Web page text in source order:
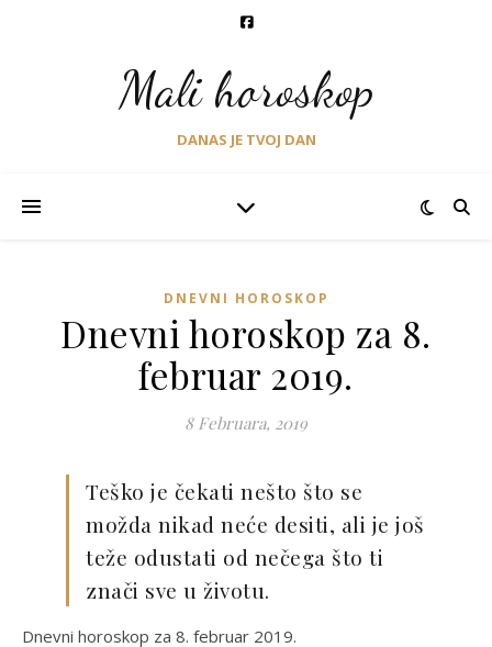
Mali horoskop
DANAS JE TVOJ DAN
DNEVNI HOROSKOP
Dnevni horoskop za 8.
februar 2019.
8 Februara, 2019
Teško je čekati nešto što se
možda nikad neće desiti, ali je još
teže odustati od nečega što ti
znači sve u životu.
Dnevni horoskop za 8. februar 2019.